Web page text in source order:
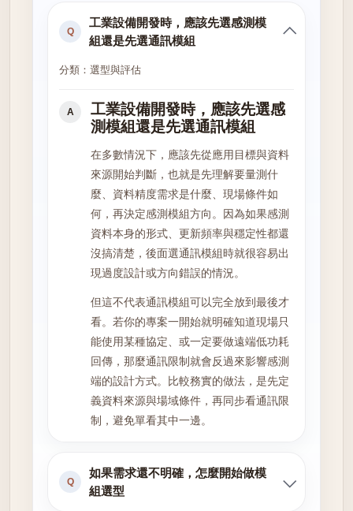
Q
工業設備開發時，應該先選感測模
組還是先選通訊模組
分類：選型與評估
A
工業設備開發時，應該先選感
測模組還是先選通訊模組
在多數情況下，應該先從應用目標與資料
來源開始判斷，也就是先理解要量測什
麼、資料精度需求是什麼、現場條件如
何，再決定感測模組方向。因為如果感測
資料本身的形式、更新頻率與穩定性都還
沒搞清楚，後面選通訊模組時就很容易出
現過度設計或方向錯誤的情況。
但這不代表通訊模組可以完全放到最後才
看。若你的專案一開始就明確知道現場只
能使用某種協定、或一定要做遠端低功耗
回傳，那麼通訊限制就會反過來影響感測
端的設計方式。比較務實的做法，是先定
義資料來源與場域條件，再同步看通訊限
制，避免單看其中一邊。
Q
如果需求還不明確，怎麼開始做模
組選型